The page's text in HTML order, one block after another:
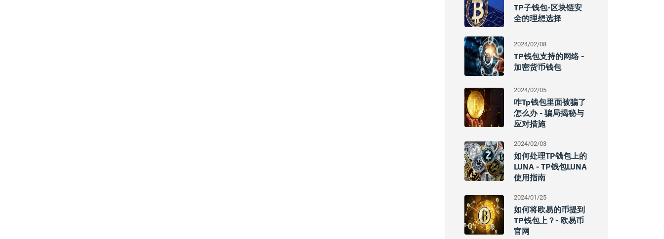
TP子钱包-区块链安
全的理想选择
2024/02/08
TP钱包支持的网络 -
加密货币钱包
2024/02/05
咋tp钱包里面被骗了
怎么办 - 骗局揭秘与
应对措施
2024/02/03
如何处理TP钱包上的
LUNA - TP钱包LUNA
使用指南
2024/01/25
如何将欧易的币提到
TP钱包上？- 欧易币
官网